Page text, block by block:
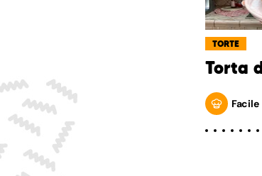
TORTE
Torta
Facile